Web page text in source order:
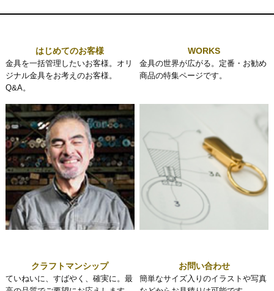
はじめてのお客様
金具を一括管理したいお客様。オリ
ジナル金具をお考えのお客様。
Q&A。
WORKS
金具の世界が広がる。定番・お勧め
商品の特集ページです。
クラフトマンシップ
ていねいに、すばやく、確実に。最
お問い合わせ
簡単なサイズ入りのイラストや写真